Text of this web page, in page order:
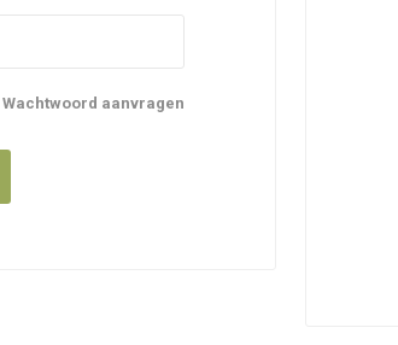
Wachtwoord aanvragen